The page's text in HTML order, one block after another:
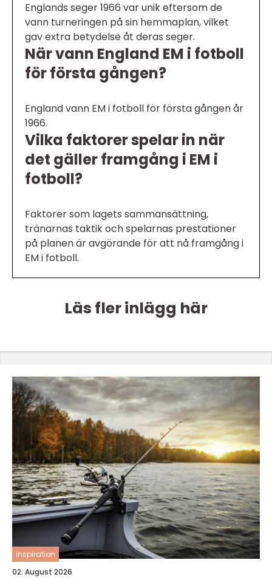
Englands seger 1966 var unik eftersom de
vann turneringen på sin hemmaplan, vilket
gav extra betydelse åt deras seger.
När vann England EM i fotboll
för första gången?
England vann EM i fotboll för första gången år
1966.
Vilka faktorer spelar in när
det gäller framgång i EM i
fotboll?
Faktorer som lagets sammansättning,
tränarnas taktik och spelarnas prestationer
på planen är avgörande för att nå framgång i
EM i fotboll.
Läs fler inlägg här
inspiration
02. August 2026